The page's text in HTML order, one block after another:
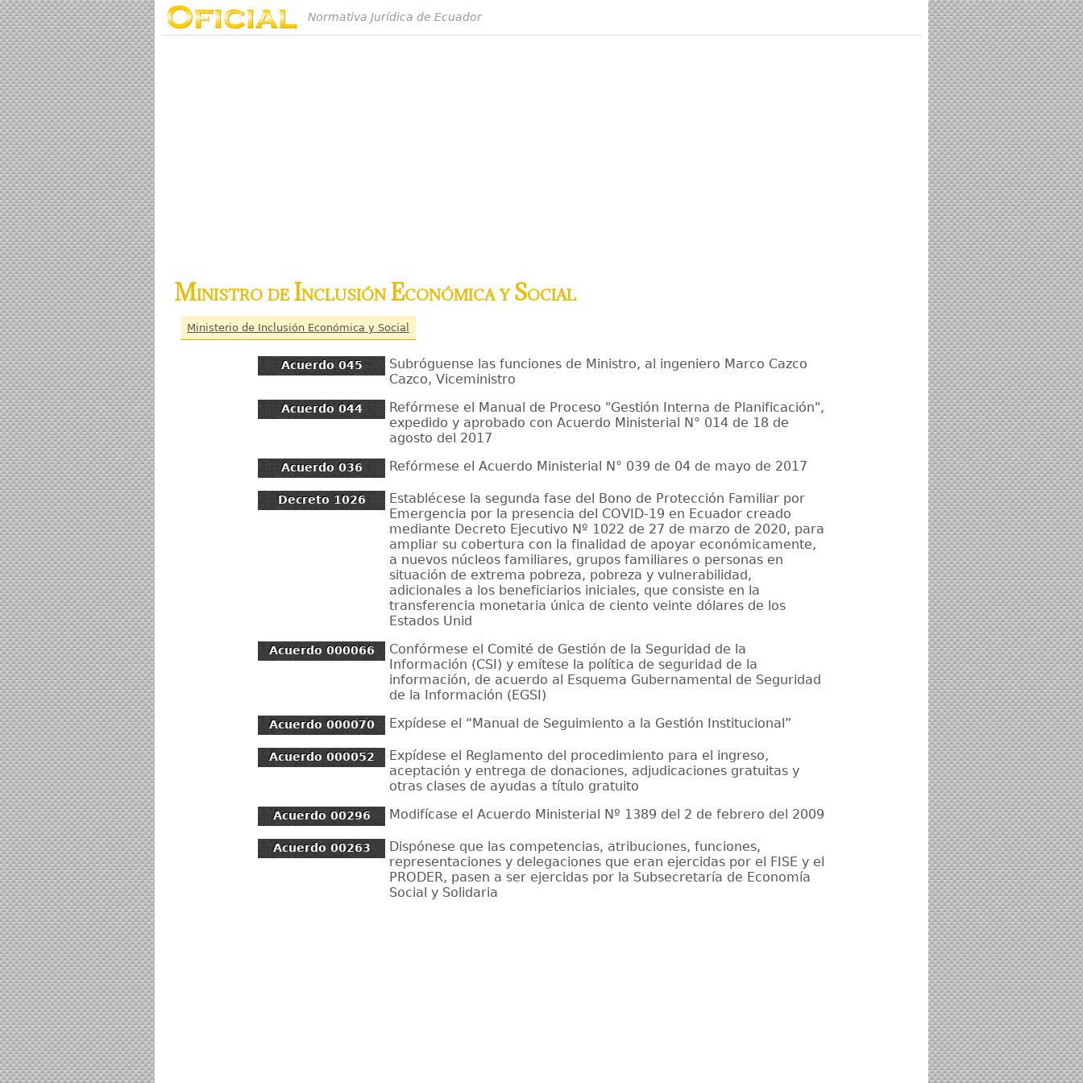
Normativa Jurídica de Ecuador
Ministro de Inclusión Económica y Social
Ministerio de Inclusión Económica y Social
Acuerdo 045
Subróguense las funciones de Ministro, al ingeniero Marco Cazco
Cazco, Viceministro
Acuerdo 044
Refórmese el Manual de Proceso "Gestión Interna de Planificación",
expedido y aprobado con Acuerdo Ministerial N° 014 de 18 de
agosto del 2017
Acuerdo 036 Refórmese el Acuerdo Ministerial N° 039 de 04 de mayo de 2017
Decreto 1026
Establécese la segunda fase del Bono de Protección Familiar por
Emergencia por la presencia del COVID-19 en Ecuador creado
mediante Decreto Ejecutivo Nº 1022 de 27 de marzo de 2020, para
ampliar su cobertura con la finalidad de apoyar económicamente,
a nuevos núcleos familiares, grupos familiares o personas en
situación de extrema pobreza, pobreza y vulnerabilidad,
adicionales a los beneficiarios iniciales, que consiste en la
transferencia monetaria única de ciento veinte dólares de los
Estados Unid
Acuerdo 000066
Confórmese el Comité de Gestión de la Seguridad de la
Información (CSI) y emítese la política de seguridad de la
información, de acuerdo al Esquema Gubernamental de Seguridad
de la Información (EGSI)
Acuerdo 000070 Expídese el “Manual de Seguimiento a la Gestión Institucional”
Acuerdo 000052
Expídese el Reglamento del procedimiento para el ingreso,
aceptación y entrega de donaciones, adjudicaciones gratuitas y
otras clases de ayudas a título gratuito
Acuerdo 00296 Modifícase el Acuerdo Ministerial Nº 1389 del 2 de febrero del 2009
Acuerdo 00263
Dispónese que las competencias, atribuciones, funciones,
representaciones y delegaciones que eran ejercidas por el FISE y el
PRODER, pasen a ser ejercidas por la Subsecretaría de Economía
Social y Solidaria